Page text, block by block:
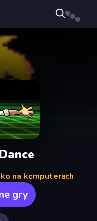
na komputerach
gry